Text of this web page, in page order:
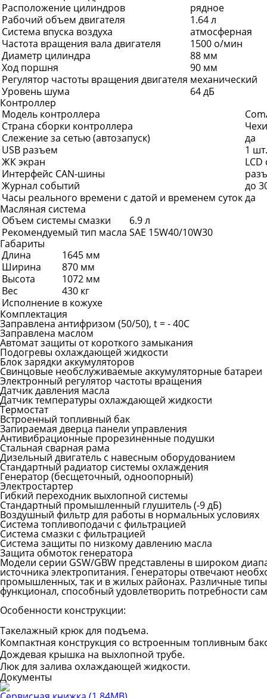
Расположение цилиндров
рядное
Рабочий объем двигателя
1.64 л
Система впуска воздуха
атмосферная
Частота вращения вала двигателя
1500 о/мин
Диаметр цилиндра
88 мм
Ход поршня
90 мм
Регулятор частоты вращения двигателя механический
Уровень шума
64 дБ
Контроллер
Модель контроллера
Страна сборки контроллера
Слежение за сетью (автозапуск)
да
USB разъем
1 шт.
ЖК экран
Интерфейс CAN-шины
Журнал событий
до
Часы реального времени с датой и временем сутокда
Масляная система
Объем системы смазки
6.9 л
Рекомендуемый тип масла SAE 15W40/10W30
Габариты
Длина
1645 мм
Ширина
870 мм
Высота
1072 мм
Вес
430 кг
Исполнение в кожухе
Комплектация
Заправлена антифризом (50/50), t = - 40C
Заправлена маслом
Автомат защиты от короткого замыкания
Подогревы охлаждающей жидкости
Блок зарядки аккумуляторов
Свинцовые необслуживаемые аккумуляторные батареи
Электронный регулятор частоты вращения
Датчик давления масла
Датчик температуры охлаждающей жидкости
Термостат
Встроенный топливный бак
Запираемая дверца панели управления
Антивибрационные прорезиненные подушки
Стальная сварная рама
Дизельный двигатель с навесным оборудованием
Стандартный радиатор системы охлаждения
Генератор (бесщеточный, одноопорный)
Электростартер
Гибкий переходник выхлопной системы
Стандартный промышленный глушитель (-9 дБ)
Воздушный фильтр для работы в нормальных условиях
Система топливоподачи с фильтрацией
Система смазки с фильтрацией
Система защиты по низкому давлению масла
Защита обмоток генератора
Модели серии GSW/GBW представлены в широком
источника электропитания. Генераторы отвечают
промышленных, так и в жилых районах. Различные
функционал, способный удовлетворить потребности
Особенности конструкции:
Такелажный крюк для подъема.
Компактная конструкция со встроенным топливным
Дождевая крышка на выхлопной трубе.
Люк для залива охлаждающей жидкости.
Документы